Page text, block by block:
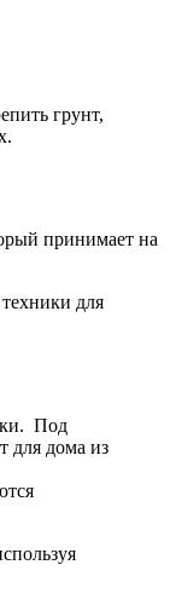
грунт,
принимает на
для
Под
для дома из